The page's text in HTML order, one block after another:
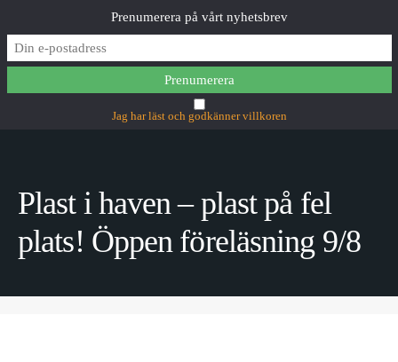
Plast i haven – plast på fel
plats! Öppen föreläsning 9/8
Prenumerera på vårt nyhetsbrev
Jag har läst och godkänner villkoren